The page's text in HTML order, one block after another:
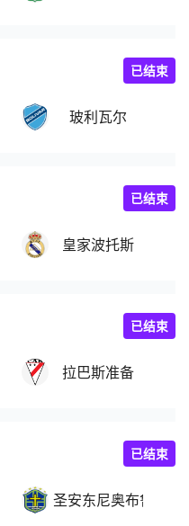
玻利瓦尔
已结束
皇家波托斯
已结束
拉巴斯准备
已结束
圣安东尼奥布鲁布鲁
已结束